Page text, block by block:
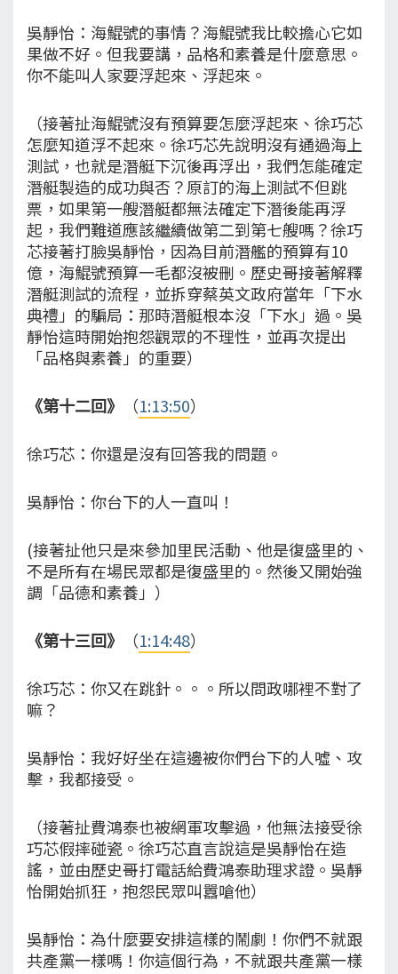
吳靜怡：海鯤號的事情？海鯤號我比較擔心它如
果做不好。但我要講，品格和素養是什麼意思。
你不能叫人家要浮起來、浮起來。
（接著扯海鯤號沒有預算要怎麼浮起來、徐巧芯
怎麼知道浮不起來。徐巧芯先說明沒有通過海上
測試，也就是潛艇下沉後再浮出，我們怎能確定
潛艇製造的成功與否？原訂的海上測試不但跳
票，如果第一艘潛艇都無法確定下潛後能再浮
起，我們難道應該繼續做第二到第七艘嗎？徐巧
芯接著打臉吳靜怡，因為目前潛艦的預算有10
億，海鯤號預算一毛都沒被刪。歷史哥接著解釋
潛艇測試的流程，並拆穿蔡英文政府當年「下水
典禮」的騙局：那時潛艇根本沒「下水」過。吳
靜怡這時開始抱怨觀眾的不理性，並再次提出
「品格與素養」的重要）
《第十二回》 （1:13:50）
徐巧芯：你還是沒有回答我的問題。
吳靜怡：你台下的人一直叫！
(接著扯他只是來參加里民活動、他是復盛里的、
不是所有在場民眾都是復盛里的。然後又開始強
調「品德和素養」）
《第十三回》 （1:14:48）
徐巧芯：你又在跳針。。。所以問政哪裡不對了
嘛？
吳靜怡：我好好坐在這邊被你們台下的人噓、攻
擊，我都接受。
（接著扯費鴻泰也被網軍攻擊過，他無法接受徐
巧芯假摔碰瓷。徐巧芯直言說這是吳靜怡在造
謠，並由歷史哥打電話給費鴻泰助理求證。吳靜
怡開始抓狂，抱怨民眾叫囂嗆他）
吳靜怡：為什麼要安排這樣的鬧劇！你們不就跟
共產黨一樣嗎！你這個行為，不就跟共產黨一樣